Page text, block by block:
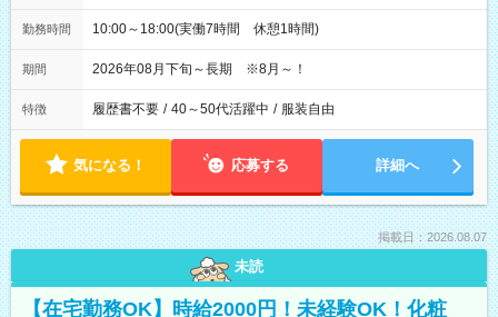
勤務時間 10:00～18:00(実働7時間 休憩1時間)
期間 2026年08月下旬～長期 ※8月～！
特徴 履歴書不要 / 40～50代活躍中 / 服装自由
気になる！ 応募する 詳細へ
掲載日：2026.08.07
未読
【在宅勤務OK】時給2000円！未経験OK！化粧